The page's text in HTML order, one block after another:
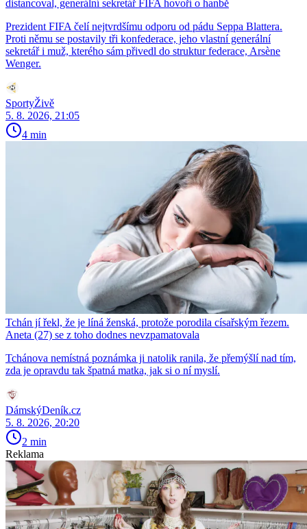
distancoval, generální sekretář FIFA hovoří o hanbě
Prezident FIFA čelí nejtvrdšímu odporu od pádu Seppa Blattera.
Proti němu se postavily tři konfederace, jeho vlastní generální
sekretář i muž, kterého sám přivedl do struktur federace, Arsène
Wenger.
SportyŽivě
5. 8. 2026, 21:05
4 min
Tchán jí řekl, že je líná ženská, protože porodila císařským řezem.
Aneta (27) se z toho dodnes nevzpamatovala
Tchánova nemístná poznámka ji natolik ranila, že přemýšlí nad tím,
zda je opravdu tak špatná matka, jak si o ní myslí.
DámskýDeník.cz
5. 8. 2026, 20:20
2 min
Reklama